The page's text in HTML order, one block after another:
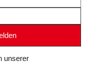
unserer